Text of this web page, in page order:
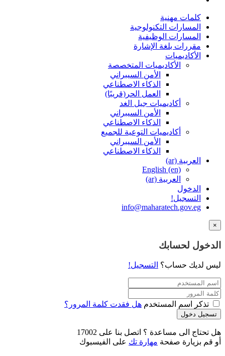
كلمات مهنية
المسارات التكنولوجية
المسارات الوظيفية
مقررات بلغة الإشارة
الأكاديميات
الأكاديميات المتخصصة
الأمن السيبراني
الذكاء الاصطناعي
العمل الحر(قريبًا)
أكاديميات جيل الغد
الأمن السيبراني
الذكاء الاصطناعي
أكاديميات التوعية للجميع
الأمن السيبراني
الذكاء الاصطناعي
العربية ‎(ar)‎
English ‎(en)‎
العربية ‎(ar)‎
الدخول
التسجيل!
info@maharatech.gov.eg
×
الدخول لحسابك
ليس لديك حساب؟ التسجيل!
تذكر اسم المستخدم هل فقدت كلمة المرور؟
تسجيل دخول
هل تحتاج الى مساعدة ؟ اتصل بنا على 17002
أو قم بزيارة صفحة مهارة تك على الفيسبوك